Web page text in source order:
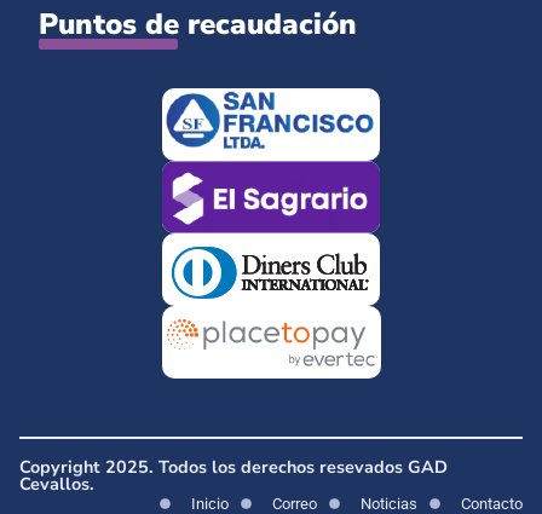
Puntos de recaudación
Copyright 2025. Todos los derechos resevados GAD
Cevallos.
Inicio Correo Noticias Contacto